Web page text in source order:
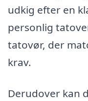
udkig efter en
personlig
tatovør, der
krav.
Derudover kan